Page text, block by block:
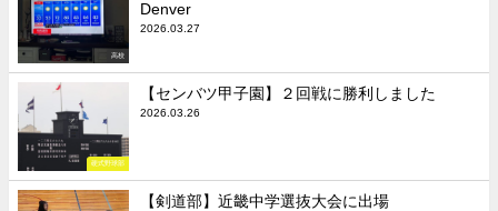
高校
Denver
2026.03.27
硬式野球部
【センバツ甲子園】２回戦に勝利しました
2026.03.26
【剣道部】近畿中学選抜大会に出場